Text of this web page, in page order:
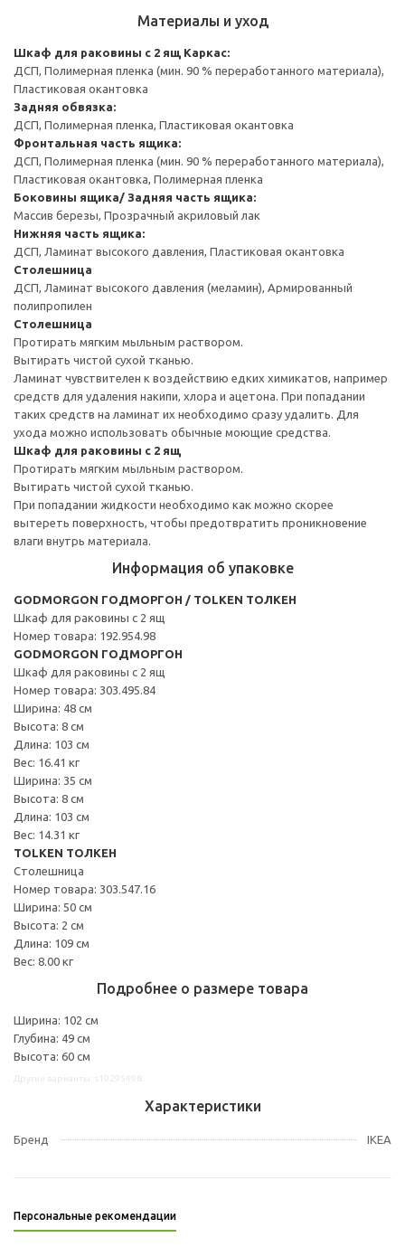
Материалы и уход
Шкаф для раковины с 2 ящ Каркас:
ДСП, Полимерная пленка (мин. 90 % переработанного материала),
Пластиковая окантовка
Задняя обвязка:
ДСП, Полимерная пленка, Пластиковая окантовка
Фронтальная часть ящика:
ДСП, Полимерная пленка (мин. 90 % переработанного материала),
Пластиковая окантовка, Полимерная пленка
Боковины ящика/ Задняя часть ящика:
Массив березы, Прозрачный акриловый лак
Нижняя часть ящика:
ДСП, Ламинат высокого давления, Пластиковая окантовка
Столешница
ДСП, Ламинат высокого давления (меламин), Армированный
полипропилен
Столешница
Протирать мягким мыльным раствором.
Вытирать чистой сухой тканью.
Ламинат чувствителен к воздействию едких химикатов, например
средств для удаления накипи, хлора и ацетона. При попадании
таких средств на ламинат их необходимо сразу удалить. Для
ухода можно использовать обычные моющие средства.
Шкаф для раковины с 2 ящ
Протирать мягким мыльным раствором.
Вытирать чистой сухой тканью.
При попадании жидкости необходимо как можно скорее
вытереть поверхность, чтобы предотвратить проникновение
влаги внутрь материала.
Информация об упаковке
GODMORGON ГОДМОРГОН / TOLKEN ТОЛКЕН
Шкаф для раковины с 2 ящ
Номер товара: 192.954.98
GODMORGON ГОДМОРГОН
Шкаф для раковины с 2 ящ
Номер товара: 303.495.84
Ширина: 48 см
Высота: 8 см
Длина: 103 см
Вес: 16.41 кг
Ширина: 35 см
Высота: 8 см
Длина: 103 см
Вес: 14.31 кг
TOLKEN ТОЛКЕН
Столешница
Номер товара: 303.547.16
Ширина: 50 см
Высота: 2 см
Длина: 109 см
Вес: 8.00 кг
Подробнее о размере товара
Ширина: 102 см
Глубина: 49 см
Высота: 60 см
Характеристики
Бренд IKEA
Персональные рекомендации